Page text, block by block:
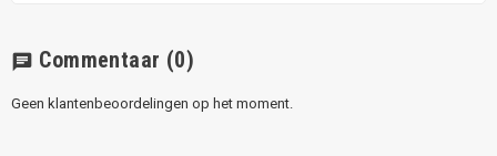
chat Commentaar (0)
Geen klantenbeoordelingen op het moment.